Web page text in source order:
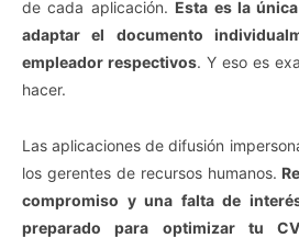
de cada aplicación. Esta es la
adaptar el documento
empleador respectivos. Y eso es
hacer.
Las aplicaciones de difusión
los gerentes de recursos humanos.
compromiso y una falta de
preparado para optimizar tu